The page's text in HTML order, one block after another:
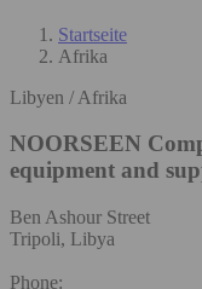
Startseite
Afrika
Libyen / Afrika
NOORSEEN
equipment and
Ben Ashour Street
Tripoli, Libya
Phone: